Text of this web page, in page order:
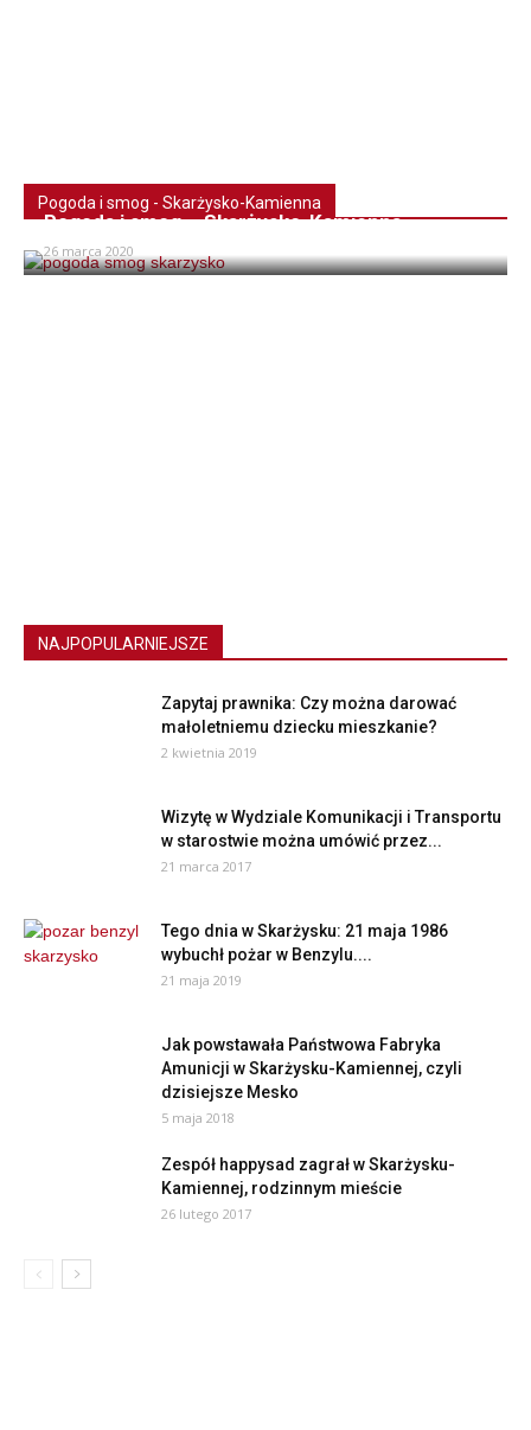
Pogoda i smog - Skarżysko-Kamienna
Pogoda i smog – Skarżysko-Kamienna
26 marca 2020
NAJPOPULARNIEJSZE
Zapytaj prawnika: Czy można darować
małoletniemu dziecku mieszkanie?
2 kwietnia 2019
Wizytę w Wydziale Komunikacji i Transportu
w starostwie można umówić przez...
21 marca 2017
Tego dnia w Skarżysku: 21 maja 1986
wybuchł pożar w Benzylu....
21 maja 2019
Jak powstawała Państwowa Fabryka
Amunicji w Skarżysku-Kamiennej, czyli
dzisiejsze Mesko
5 maja 2018
Zespół happysad zagrał w Skarżysku-
Kamiennej, rodzinnym mieście
26 lutego 2017